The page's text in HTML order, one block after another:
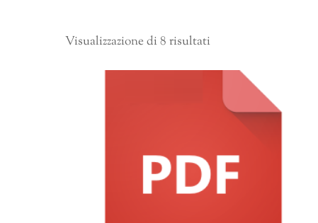
Visualizzazione di 8 risultati